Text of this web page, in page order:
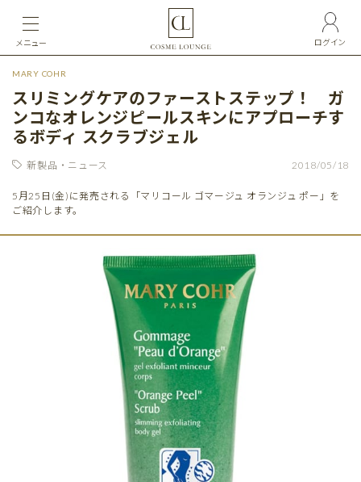
ログイン
メニュー
MARY COHR
スリミングケアのファーストステップ！ ガ
ンコなオレンジピールスキンにアプローチす
るボディ スクラブジェル
新製品・ニュース 2018/05/18
5月25日(金)に発売される「マリコール ゴマージュ オランジュ ポー」を
ご紹介します。